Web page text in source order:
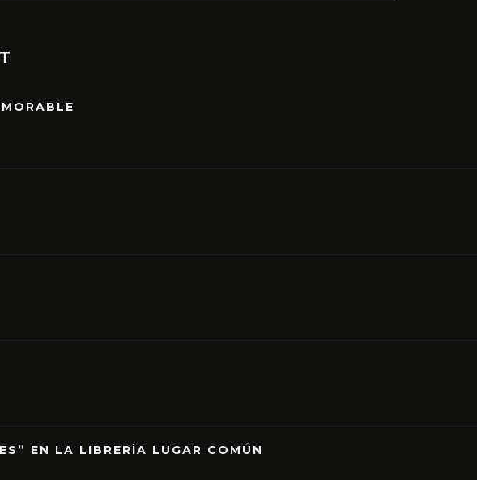
EN LA LIBRERÍA LUGAR COMÚN